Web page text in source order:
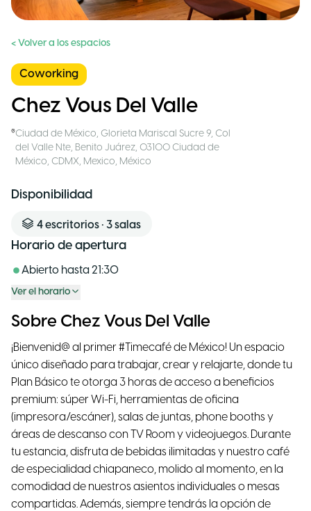
< Volver a los espacios
Coworking
Chez Vous Del Valle
Ciudad de México, Glorieta Mariscal Sucre 9, Col
del Valle Nte, Benito Juárez, 03100 Ciudad de
México, CDMX, Mexico, México
Disponibilidad
4escritorios • 3salas
Horario de apertura
Abierto hasta21:30
Ver el horario
Sobre Chez Vous Del Valle
¡Bienvenid@ al primer #Timecafé de México! Un espacio
único diseñado para trabajar, crear y relajarte, donde tu
Plan Básico te otorga 3 horas de acceso a beneficios
premium: súper Wi-Fi, herramientas de oficina
(impresora/escáner), salas de juntas, phone booths y
áreas de descanso con TV Room y videojuegos. Durante
tu estancia, disfruta de bebidas ilimitadas y nuestro café
de especialidad chiapaneco, molido al momento, en la
comodidad de nuestros asientos individuales o mesas
compartidas. Además, siempre tendrás la opción de